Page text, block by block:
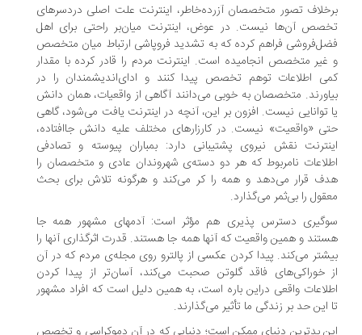
تصور متخصصان آزرده‌خاطر، اینترنت علت اصلی دردسرهای
آن‌ها نیست. در عوض، اینترنت میان‌بر راحتی برای اهل
فراهم کرده که به تشدید فروپاشی ارتباط میان متخصص
متخصص انجامیده است. اینترنت مردم را قادر کرده با مقدار
اطلاعات توهم تخصص پیدا کنند و ادای‌اندیشمندان را در
متخصصان به خوبی می‌دانند آگاهی از واقعیات، همان دانش
توانایی نیست. افزون بر این، آنچه در اینترنت یافت می‌شود، گاهی
«واقعیت» نیست. در کارزارهای مختلف علیه دانش جاافتاده،
نقش نیروی پشتیبانی دارد: بمباران پیوسته و تصادفی
نامربوط که هر دو دسته‌ی شهروندان عادی و متخصصان را
قرار می‌دهد و همه را کر می‌کند و هرگونه تلاش برای بحث
را بی‌ثمر می‌گذارد.
دسترس پذیری هم مؤثر است: آدمهای مشهور همه جا
و همین واقعیت که آنها همه جا هستند. قدرت اثرگذاری آنها را
می‌کند. پیدا کردن عکسی از پالترو روی مجله‌ی مردم که در آن
خوراکی‌های فاقد گلوتن صحبت می‌کند، آسان‌تر از پیدا کردن
واقعی دراین باره است، به همین دلیل است که افراد مشهور
این حد بر زندگی ما تأثیر می‌گذارند.